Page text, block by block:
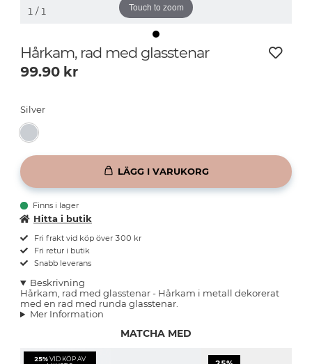
Touch to zoom
1 / 1
Hårkam, rad med glasstenar
99.90 kr
Silver
LÄGG I VARUKORG
Finns i lager
Hitta i butik
Fri frakt vid köp över 300 kr
Fri retur i butik
Snabb leverans
Beskrivning
Hårkam, rad med glasstenar - Hårkam i metall dekorerat
med en rad med runda glasstenar.
Mer Information
MATCHA MED
25% VID KÖP AV